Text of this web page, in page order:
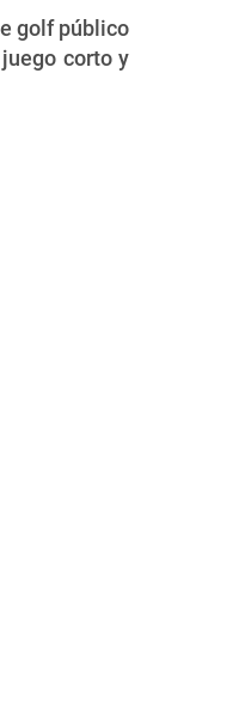
golf público
corto y